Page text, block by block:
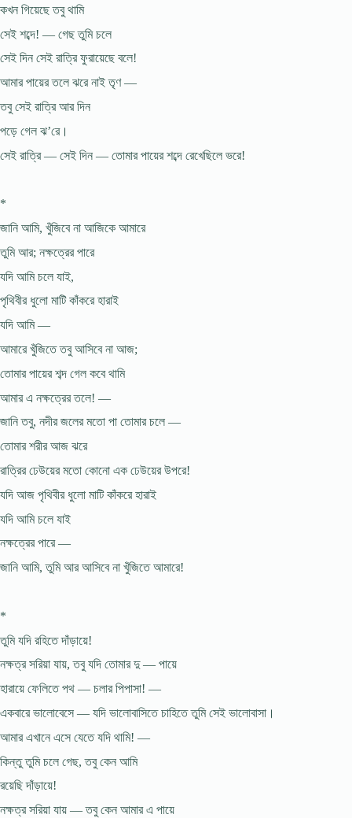
কখন গিয়েছে তবু থামি
সেই শব্দে! — গেছ তুমি চলে
সেই দিন সেই রাত্রি ফুরায়েছে বলে!
আমার পায়ের তলে ঝরে নাই তৃণ —
তবু সেই রাত্রি আর দিন
পড়ে গেল ঝ’রে।
সেই রাত্রি — সেই দিন — তোমার পায়ের শব্দে রেখেছিলে ভরে!
*
জানি আমি, খুঁজিবে না আজিকে আমারে
তুমি আর; নক্ষত্রের পারে
যদি আমি চলে যাই,
পৃথিবীর ধুলো মাটি কাঁকরে হারাই
যদি আমি —
আমারে খুঁজিতে তবু আসিবে না আজ;
তোমার পায়ের শব্দ গেল কবে থামি
আমার এ নক্ষত্রের তলে! —
জানি তবু, নদীর জলের মতো পা তোমার চলে —
তোমার শরীর আজ ঝরে
রাত্রির ঢেউয়ের মতো কোনো এক ঢেউয়ের উপরে!
যদি আজ পৃথিবীর ধুলো মাটি কাঁকরে হারাই
যদি আমি চলে যাই
নক্ষত্রের পারে —
জানি আমি, তুমি আর আসিবে না খুঁজিতে আমারে!
*
তুমি যদি রহিতে দাঁড়ায়ে!
নক্ষত্র সরিয়া যায়, তবু যদি তোমার দু — পায়ে
হারায়ে ফেলিতে পথ — চলার পিপাসা! —
একবারে ভালোবেসে — যদি ভালোবাসিতে চাহিতে তুমি সেই ভালোবাসা।
আমার এখানে এসে যেতে যদি থামি! —
কিন্তু তুমি চলে গেছ, তবু কেন আমি
রয়েছি দাঁড়ায়ে!
নক্ষত্র সরিয়া যায় — তবু কেন আমার এ পায়ে